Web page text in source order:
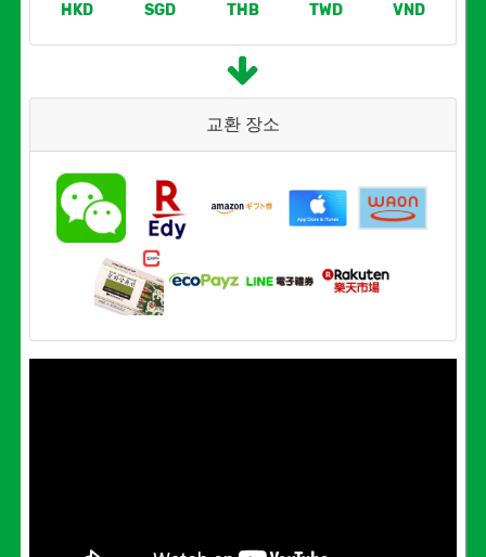
HKD SGD THB TWD VND
교환 장소